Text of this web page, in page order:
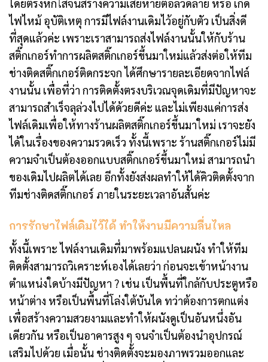
โดยตรงหกใสจนสร้างความเสียหายต่อลวดลาย หรือ เกิด
ไฟไหม้ อุบัติเหตุ การมีไฟล์งานเดิมไว้อยู่กับตัว เป็นสิ่งดี
ที่สุดแล้วค่ะ เพราะเราสามารถส่งไฟล์งานนั้นให้กับร้าน
สติ๊กเกอร์ทำการผลิตสติ๊กเกอร์ขึ้นมาใหม่แล้วส่งต่อให้ทีม
ช่างติดสติ๊กเกอร์ติดกระจก ได้ศึกษารายละเอียดจากไฟล์
งานนั้น เพื่อที่ว่า การติดตั้งตรงบริเวณจุดเดิมที่มีปัญหาจะ
สามารถสำเร็จลุล่วงไปได้ด้วยดีค่ะ และไม่เพียงแค่การส่ง
ไฟล์เดิมเพื่อให้ทางร้านผลิตสติ๊กเกอร์ขึ้นมาใหม่ เราจะยัง
ได้ในเรื่องของความรวดเร็ว ทั้งนี้เพราะ ร้านสติ๊กเกอร์ไม่มี
ความจำเป็นต้องออกแบบสติ๊กเกอร์ขึ้นมาใหม่ สามารถนำ
ของเดิมไปผลิตได้เลย อีกทั้งยังส่งผลทำให้ได้คิวติดตั้งจาก
ทีมช่างติดสติ๊กเกอร์ ภายในระยะเวลาอันสั้นค่ะ
การรักษาไฟล์เดิมไว้ได้ ทำให้งานมีความลื่นไหล
ทั้งนี้เพราะ ไฟล์งานเดิมที่มาพร้อมแปลนผนัง ทำให้ทีม
ติดตั้งสามารถวิเคราะห์เองได้เลยว่า ก่อนจะเข้าหน้างาน
ตำแหน่งใดบ้างมีปัญหา ? เช่น เป็นพื้นที่ใกล้กับประตูหรือ
หน้าต่าง หรือเป็นพื้นที่โล่งใต้บันได ทว่าต้องการตกแต่ง
เพื่อสร้างความสวยงามและทำให้ผนังดูเป็นอันหนึ่งอัน
เดียวกัน หรือเป็นอาคารสูง ๆ จนจำเป็นต้องนำอุปกรณ์
เสริมไปด้วย เมื่อนั้น ช่างติดตั้งจะมองภาพรวมออกและ